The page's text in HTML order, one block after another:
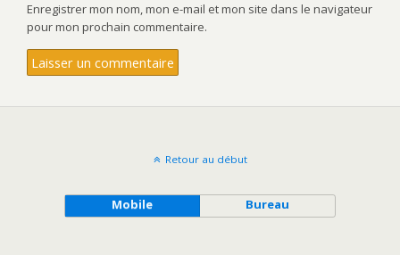
Enregistrer mon nom, mon e-mail et mon site dans le navigateur
pour mon prochain commentaire.
Retour au début
Mobile Bureau